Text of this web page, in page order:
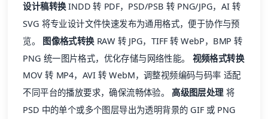
设计稿转换INDD 转 PDF，PSD/PSB 转 PNG/JPG，AI 转
SVG 将专业设计文件快速发布为通用格式，便于协作与预
览。 图像格式转换RAW 转 JPG，TIFF 转 WebP，BMP 转
PNG 统一图片格式，优化存储与网络性能。 视频格式转换
MOV 转 MP4，AVI 转 WebM，调整视频编码与码率 适配
不同平台的播放要求，确保流畅体验。高级图层处理将
PSD 中的单个或多个图层导出为透明背景的 GIF 或 PNG